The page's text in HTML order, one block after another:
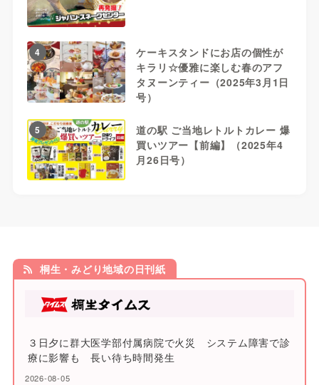
4
ケーキスタンドにお店の個性が
キラリ☆優雅に楽しむ春のアフ
タヌーンティー（2025年3月1日
号）
5
道の駅 ご当地レトルトカレー 爆
買いツアー【前編】（2025年4
月26日号）
桐生・みどり地域の日刊紙
３日夕に群大医学部付属病院で火災 システム障害で診
療に影響も 長い待ち時間発生
2026-08-05